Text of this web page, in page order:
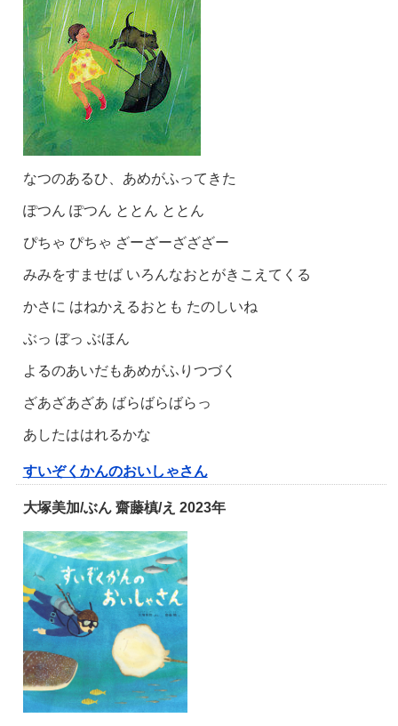
なつのあるひ、あめがふってきた
ぽつん ぽつん ととん ととん
ぴちゃ ぴちゃ ざーざーざざざー
みみをすませば いろんなおとがきこえてくる
かさに はねかえるおとも たのしいね
ぶっ ぼっ ぶほん
よるのあいだもあめがふりつづく
ざあざあざあ ばらばらばらっ
あしたははれるかな
すいぞくかんのおいしゃさん
大塚美加/ぶん 齋藤槙/え 2023年